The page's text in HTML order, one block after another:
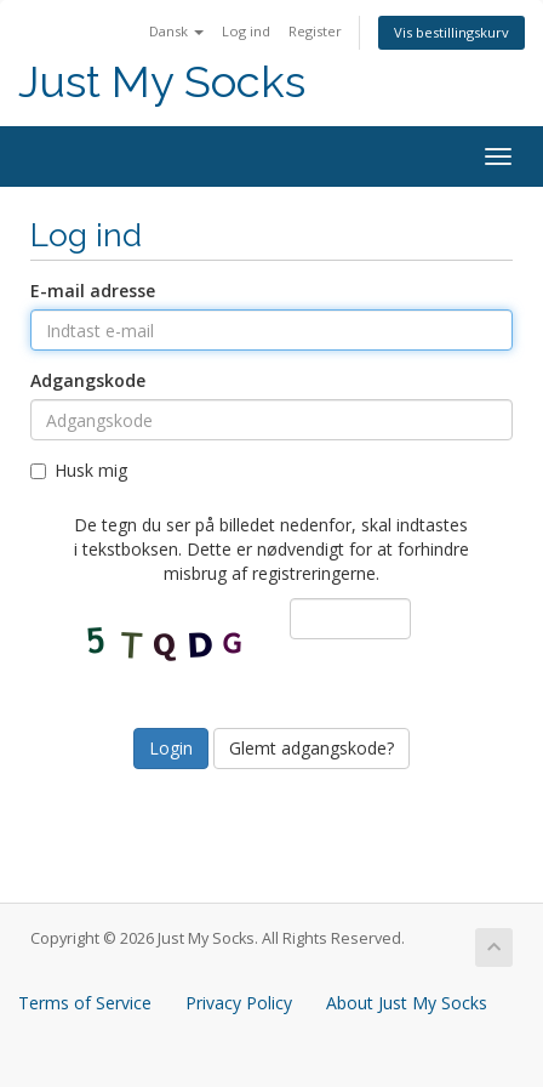
Dansk Log ind Register Vis bestillingskurv
Just My Socks
Log ind
E-mail adresse
Adgangskode
Husk mig
De tegn du ser på billedet nedenfor, skal indtastes
i tekstboksen. Dette er nødvendigt for at forhindre
misbrug af registreringerne.
Glemt adgangskode?
Copyright © 2026 Just My Socks. All Rights Reserved.
Terms of Service Privacy Policy About Just My Socks